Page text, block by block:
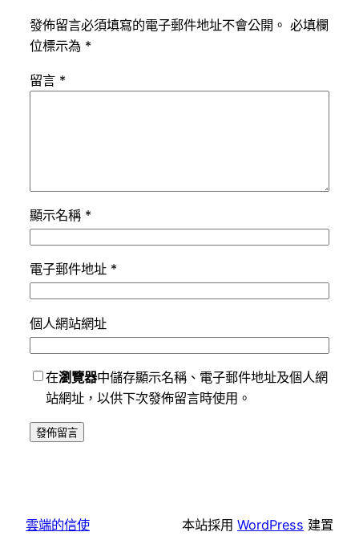
發佈留言必須填寫的電子郵件地址不會公開。 必填欄
位標示為 *
留言 *
顯示名稱 *
電子郵件地址 *
個人網站網址
在瀏覽器中儲存顯示名稱、電子郵件地址及個人網
站網址，以供下次發佈留言時使用。
雲端的信使 本站採用 WordPress 建置